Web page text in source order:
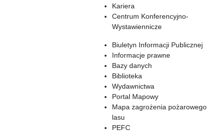
Kariera
Centrum Konferencyjno-
Wystawiennicze
Biuletyn Informacji Publicznej
Informacje prawne
Bazy danych
Biblioteka
Wydawnictwa
Portal Mapowy
Mapa zagrożenia pożarowego
lasu
PEFC